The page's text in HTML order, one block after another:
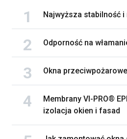
Najwyższa stabilność
Odporność na
Okna przeciwpożarowe
Membrany VI-PRO®
izolacja okien i fasad